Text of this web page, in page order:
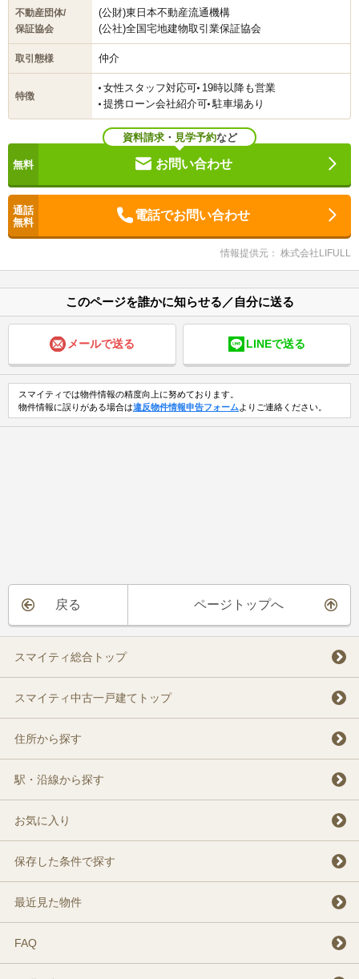
不動産団体/
保証協会
(公財)東日本不動産流通機構
(公社)全国宅地建物取引業保証協会
取引態様 仲介
特徴
女性スタッフ対応可 19時以降も営業
提携ローン会社紹介可 駐車場あり
資料請求・ 見学予約など
お問い合わせ
電話でお問い合わせ
情報提供元： 株式会社LIFULL
このページを誰かに知らせる／自分に送る
メールで送る LINEで送る
スマイティでは物件情報の精度向上に努めております。
物件情報に誤りがある場合は違反物件情報申告フォーム よりご連絡ください。
戻る ページトップへ
スマイティ総合トップ
スマイティ中古一戸建てトップ
住所から探す
駅・沿線から探す
お気に入り
保存した条件で探す
最近見た物件
FAQ